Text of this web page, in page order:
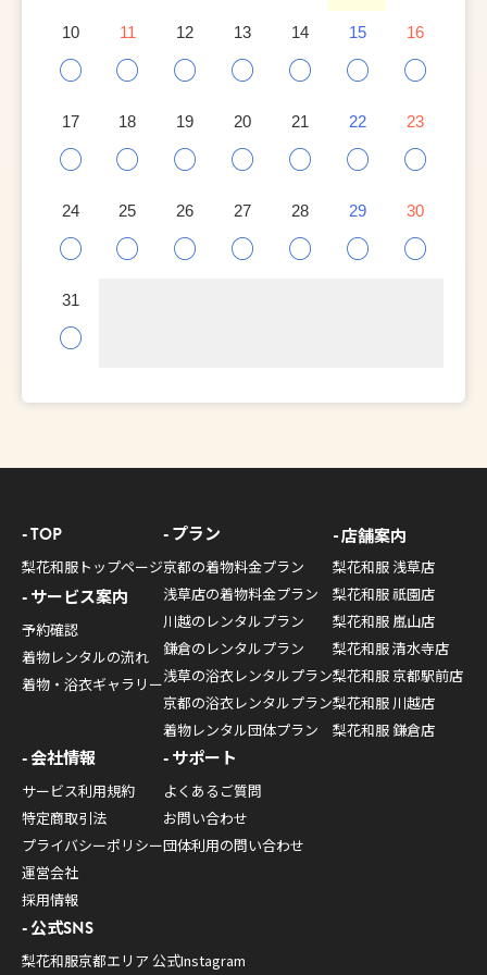
10
○
11
○
12
○
13
○
14
○
15
○
16
○
17
○
18
○
19
○
20
○
21
○
22
○
23
○
24
○
25
○
26
○
27
○
28
○
29
○
30
○
31
○
TOP
梨花和服トップページ
サービス案内
予約確認
着物レンタルの流れ
着物・浴衣ギャラリー
プラン
京都の着物料金プラン
浅草店の着物料金プラン
川越のレンタルプラン
鎌倉のレンタルプラン
浅草の浴衣レンタルプラン
京都の浴衣レンタルプラン
着物レンタル団体プラン
店舗案内
梨花和服 浅草店
梨花和服 祇園店
梨花和服 嵐山店
梨花和服 清水寺店
梨花和服 京都駅前店
梨花和服 川越店
梨花和服 鎌倉店
会社情報
サービス利用規約
特定商取引法
プライバシーポリシー
運営会社
採用情報
サポート
よくあるご質問
お問い合わせ
団体利用の問い合わせ
公式SNS
梨花和服京都エリア 公式Instagram